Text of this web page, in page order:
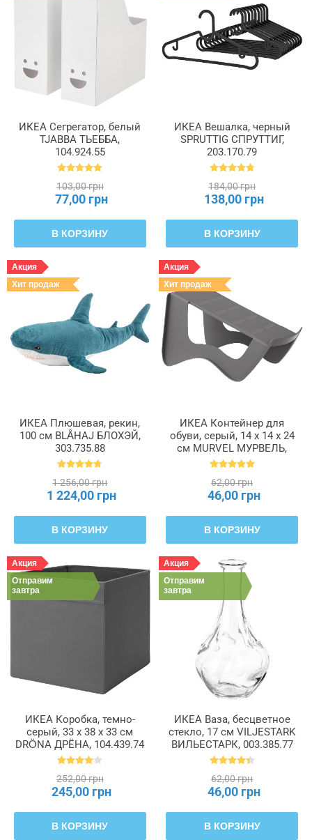
ИКЕА Сегрегатор, белый
TJABBA ТЬЕББА,
104.924.55
103,00 грн
77,00 грн
В КОРЗИНУ
ИКЕА Вешалка, черный
SPRUTTIG СПРУТТИГ,
203.170.79
184,00 грн
138,00 грн
В КОРЗИНУ
Акция
Хит продаж
ИКЕА Плюшевая, рекин,
100 см BLÅHAJ БЛОХЭЙ,
303.735.88
1 256,00 грн
1 224,00 грн
В КОРЗИНУ
Акция
Хит продаж
ИКЕА Контейнер для
обуви, серый, 14 x 14 x 24
см MURVEL МУРВЕЛЬ,
204.348.32
62,00 грн
46,00 грн
В КОРЗИНУ
Акция
Отправим
завтра
ИКЕА Коробка, темно-
серый, 33 x 38 x 33 см
DRÖNA ДРЁНА, 104.439.74
252,00 грн
245,00 грн
В КОРЗИНУ
Акция
Отправим
завтра
ИКЕА Ваза, бесцветное
стекло, 17 см VILJESTARK
ВИЛЬЕСТАРК, 003.385.77
62,00 грн
46,00 грн
В КОРЗИНУ